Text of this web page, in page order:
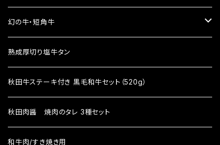
秋田牛100%ハンバーグ
生ハンバーグ
焼成済みハンバーグ
プレミアム牛タンハンバーグ
生ハンバーグ
焼成済みハンバーグ
秋田牛合挽きハンバーグ
生ハンバーグ
焼成済みハンバーグ
秋田ポークハンバーグ
生ハンバーグ
幻の牛・短角牛
短角牛ヒレステーキ
短角牛サーロインステーキ
熟成厚切り塩牛タン
秋田牛ステーキ付き 黒毛和牛セット（520g）
秋田肉醤 焼肉のタレ 3種セット
和牛肉/すき焼き用